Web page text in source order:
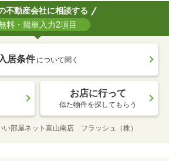
不動産会社に相談する
料・簡単入力2項目
居条件 について聞く
お店に行って
似た物件を探してもらう
い部屋ネット富山南店 フラッシュ（株）